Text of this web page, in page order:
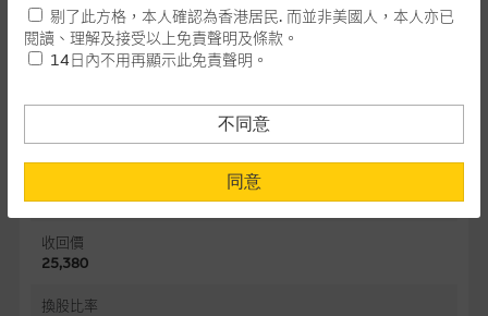
25,668.03
牛證/熊證
28-07-2028
收回價
25,380
換股比率
本網站所載資料會隨時更改，而不作另行通知，如閣下欲取麥格
理的資料，可直接聯絡本集團職員。
民使用，並不提供或發售予美國人。本網站內容無意要約或唆使
閣下購買證券、基金單位或其他投資工具(不論在參考條款上或在
其他地方)，但清楚表明上述意圖的個別段落則屬例外。
提供網站內容的基準 – 使用時請考慮個人風險
網站內容來自我們在所示日期時認為可靠之來源，且均以真誠提
供。惟麥格理集團並無核實所有網站內容，故就閣下的目的而
言，網站內容可能未必完整或準確。麥格理集團不會，亦沒有義
剔了此方格，本人確認為香港居民. 而並非美國人，本人亦已
閱讀、理解及接受以上免責聲明及條款。
14日內不用再顯示此免責聲明。
不同意
同意